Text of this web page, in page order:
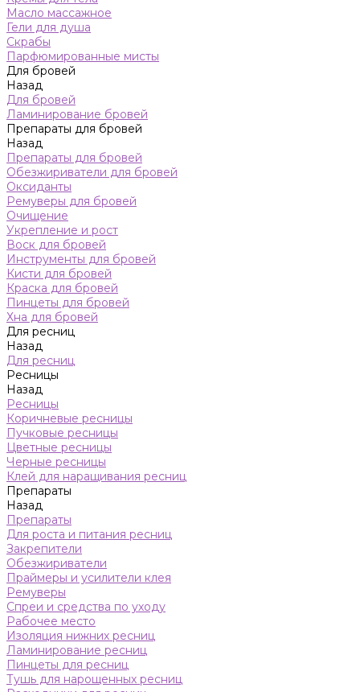
Масло массажное
Гели для душа
Скрабы
Парфюмированные мисты
Для бровей
Назад
Для бровей
Ламинирование бровей
Препараты для бровей
Назад
Препараты для бровей
Обезжириватели для бровей
Оксиданты
Ремуверы для бровей
Очищение
Укрепление и рост
Воск для бровей
Инструменты для бровей
Кисти для бровей
Краска для бровей
Пинцеты для бровей
Хна для бровей
Для ресниц
Назад
Для ресниц
Ресницы
Назад
Ресницы
Коричневые ресницы
Пучковые ресницы
Цветные ресницы
Черные ресницы
Клей для наращивания ресниц
Препараты
Назад
Препараты
Для роста и питания ресниц
Закрепители
Обезжириватели
Праймеры и усилители клея
Ремуверы
Спреи и средства по уходу
Рабочее место
Изоляция нижних ресниц
Ламинирование ресниц
Пинцеты для ресниц
Тушь для нарощенных ресниц